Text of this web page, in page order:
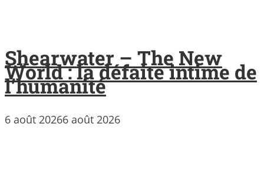
Shearwater – The New
World : la défaite intime de
l’humanité
6 août 20266 août 2026